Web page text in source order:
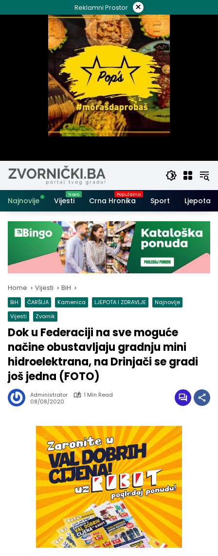
to
Reklamni Prostor ×
Najnovije Vijesti Crna Hronika Sport Ljepota i
Home Vijesti BiH
BiH ČARŠIJA Kamenica LJEPOTA I ZDRAVLJE
Najnovije
Vijesti
Zvornik
Dok u Federaciji na sve moguće
načine obustavljaju gradnju mini
hidroelektrana, na Drinjači se gradi
još jedna (FOTO)
Administrator
1 Min Read
08/08/2020